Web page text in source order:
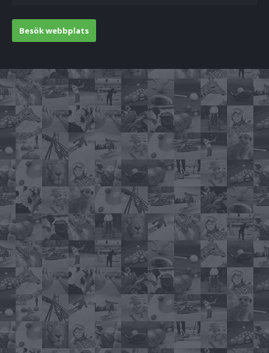
Besök webbplats